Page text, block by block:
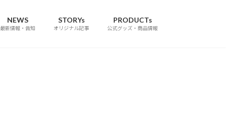
NEWS
最新情報・告知
STORYs
オリジナル記事
PRODUCTs
公式グッズ・商品情報